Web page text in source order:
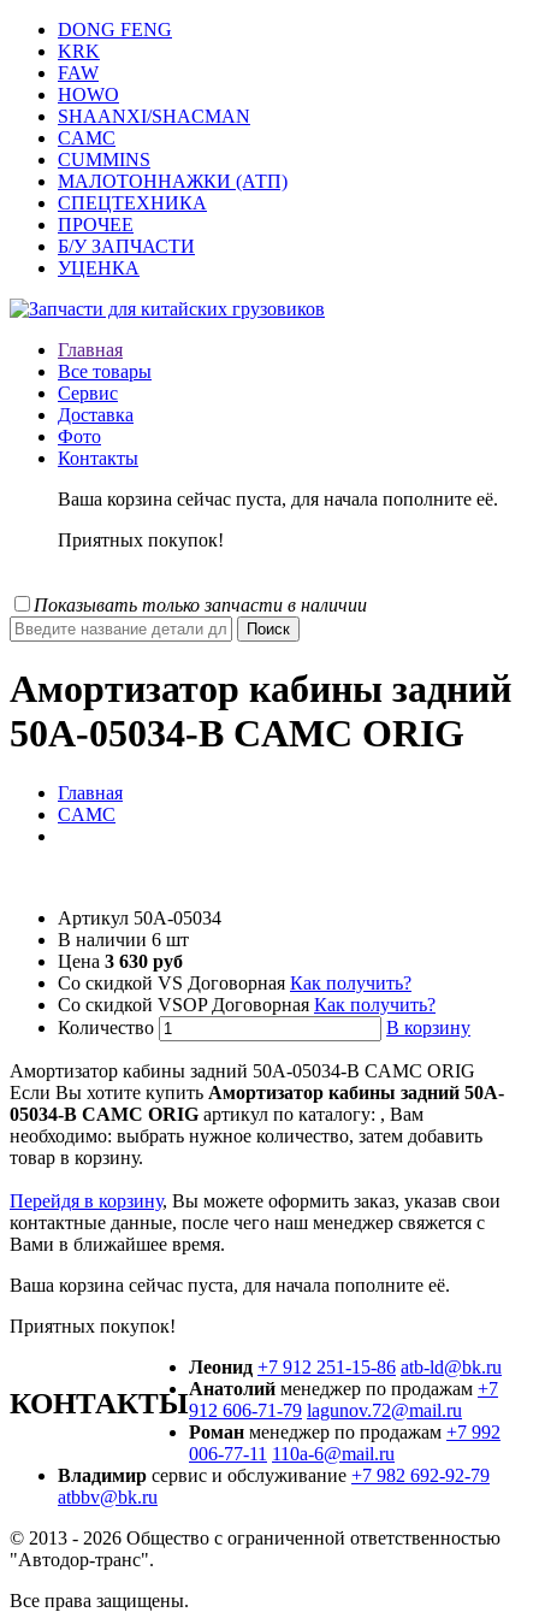
DONG FENG
KRK
FAW
HOWO
SHAANXI/SHACMAN
CAMC
CUMMINS
МАЛОТОННАЖКИ (АТП)
СПЕЦТЕХНИКА
ПРОЧЕЕ
Б/У ЗАПЧАСТИ
УЦЕНКА
Главная
Все товары
Сервис
Доставка
Фото
Контакты
Ваша корзина сейчас пуста, для начала пополните её.
Приятных покупок!
Показывать только запчасти в наличии
Амортизатор кабины задний
50A-05034-B CAMC ORIG
Главная
CAMC
Артикул 50A-05034
В наличии 6 шт
Цена 3 630 руб
Со скидкой VS Договорная Как получить?
Со скидкой VSOP Договорная Как получить?
Количество
В корзину
Амортизатор кабины задний 50A-05034-B CAMC ORIG
Если Вы хотите купить Амортизатор кабины задний 50A-
05034-B CAMC ORIG артикул по каталогу: , Вам
необходимо: выбрать нужное количество, затем добавить
товар в корзину.
Перейдя в корзину, Вы можете оформить заказ, указав свои
контактные данные, после чего наш менеджер свяжется с
Вами в ближайшее время.
Ваша корзина сейчас пуста, для начала пополните её.
Приятных покупок!
КОНТАКТЫ
Леонид +7 912 251-15-86 atb-ld@bk.ru
Анатолий менеджер по продажам +7
912 606-71-79 lagunov.72@mail.ru
Роман менеджер по продажам +7 992
006-77-11 110a-6@mail.ru
Владимир сервис и обслуживание +7 982 692-92-79
atbbv@bk.ru
© 2013 - 2026 Общество с ограниченной ответственностью
"Автодор-транс".
Все права защищены.